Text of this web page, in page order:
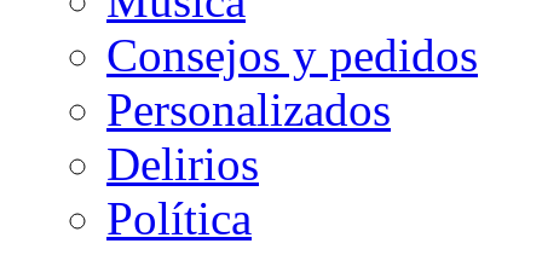
Consejos y pedidos
Personalizados
Delirios
Política